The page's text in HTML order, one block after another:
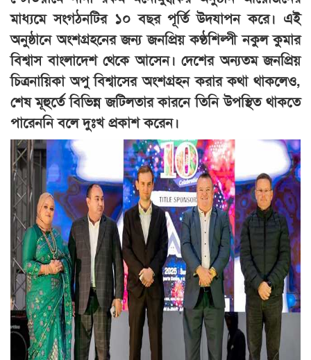
মাধ্যমে সংগঠনটির ১০ বছর পূর্তি উদযাপন করে। এই
অনুষ্ঠানে অংশগ্রহনের জন্য জনপ্রিয় কণ্ঠশিল্পী নকুল কুমার
বিশ্বাস বাংলাদেশ থেকে আসেন। দেশের অন্যতম জনপ্রিয়
চিত্রনায়িকা অপু বিশ্বাসের অংশগ্রহন করার কথা থাকলেও,
শেষ মূহুর্তে বিভিন্ন জটিলতার কারনে তিনি উপস্থিত থাকতে
পারেননি বলে দুঃখ প্রকাশ করেন।